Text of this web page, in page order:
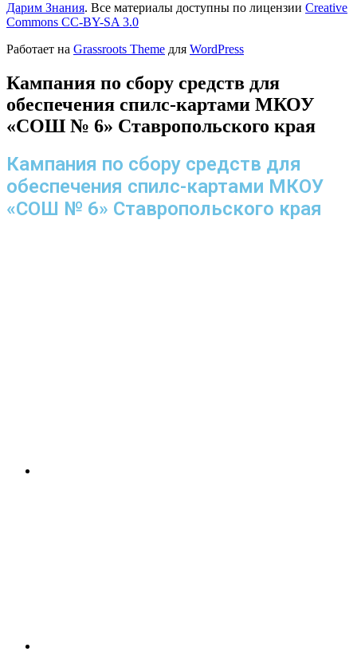
Дарим Знания. Все материалы доступны по лицензии Creative
Commons СС-BY-SA 3.0
Работает на Grassroots Theme для WordPress
Кампания по сбору средств для
обеспечения спилс-картами МКОУ
«СОШ № 6» Ставропольского края
Кампания по сбору средств для
обеспечения спилс-картами МКОУ
«СОШ № 6» Ставропольского края